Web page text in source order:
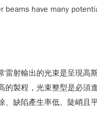
have many
射輸出的光束是呈現
製程，光束整型是必
缺陷產生率低、陡峭